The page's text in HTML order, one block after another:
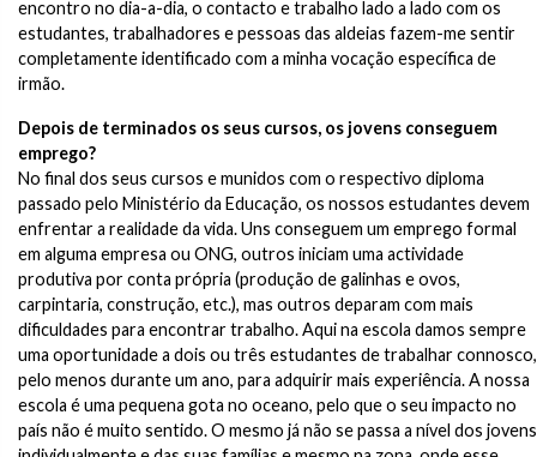
encontro no dia-a-dia, o contacto e trabalho lado a lado com os
estudantes, trabalhadores e pessoas das aldeias fazem-me sentir
completamente identificado com a minha vocação específica de
irmão.
Depois de terminados os seus cursos, os jovens conseguem
emprego?
No final dos seus cursos e munidos com o respectivo diploma
passado pelo Ministério da Educação, os nossos estudantes devem
enfrentar a realidade da vida. Uns conseguem um emprego formal
em alguma empresa ou ONG, outros iniciam uma actividade
produtiva por conta própria (produção de galinhas e ovos,
carpintaria, construção, etc.), mas outros deparam com mais
dificuldades para encontrar trabalho. Aqui na escola damos sempre
uma oportunidade a dois ou três estudantes de trabalhar connosco,
pelo menos durante um ano, para adquirir mais experiência. A nossa
escola é uma pequena gota no oceano, pelo que o seu impacto no
país não é muito sentido. O mesmo já não se passa a nível dos jovens